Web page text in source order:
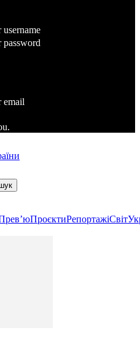
username
password
email
ПроєктиРепортажіСвіт